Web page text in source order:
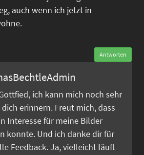
auch wenn ich jetzt in
Antworten
ich kann mich noch sehr
erinnern. Freut mich, dass
Interesse für meine Bilder
konnte. Und ich danke dir für
Feedback. Ja, vielleicht läuft